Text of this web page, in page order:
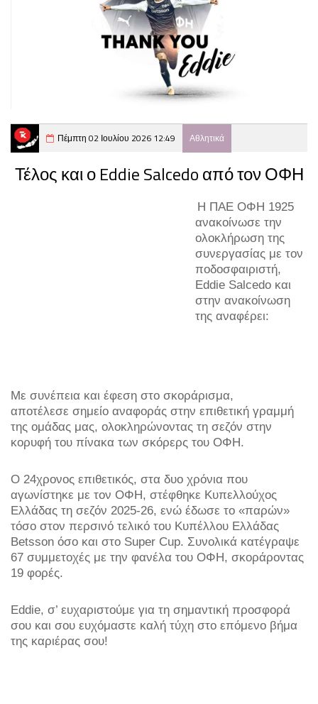
Πέμπτη 02 Ιουλίου 2026 12:49 Αθλητικά
Τέλος και ο Eddie Salcedo από τον ΟΦΗ
Η ΠΑΕ ΟΦΗ 1925
ανακοίνωσε την
ολοκλήρωση της
συνεργασίας με τον
ποδοσφαιριστή,
Eddie Salcedo και
στην ανακοίνωση
της αναφέρει:
Με συνέπεια και έφεση στο σκοράρισμα,
αποτέλεσε σημείο αναφοράς στην επιθετική γραμμή
της ομάδας μας, ολοκληρώνοντας τη σεζόν στην
κορυφή του πίνακα των σκόρερς του ΟΦΗ.
Ο 24χρονος επιθετικός, στα δυο χρόνια που
αγωνίστηκε με τον ΟΦΗ, στέφθηκε Κυπελλούχος
Ελλάδας τη σεζόν 2025-26, ενώ έδωσε το «παρών»
τόσο στον περσινό τελικό του Κυπέλλου Ελλάδας
Betsson όσο και στο Super Cup. Συνολικά κατέγραψε
67 συμμετοχές με την φανέλα του ΟΦΗ, σκοράροντας
19 φορές.
Eddie, σ’ ευχαριστούμε για τη σημαντική προσφορά
σου και σου ευχόμαστε καλή τύχη στο επόμενο βήμα
της καριέρας σου!